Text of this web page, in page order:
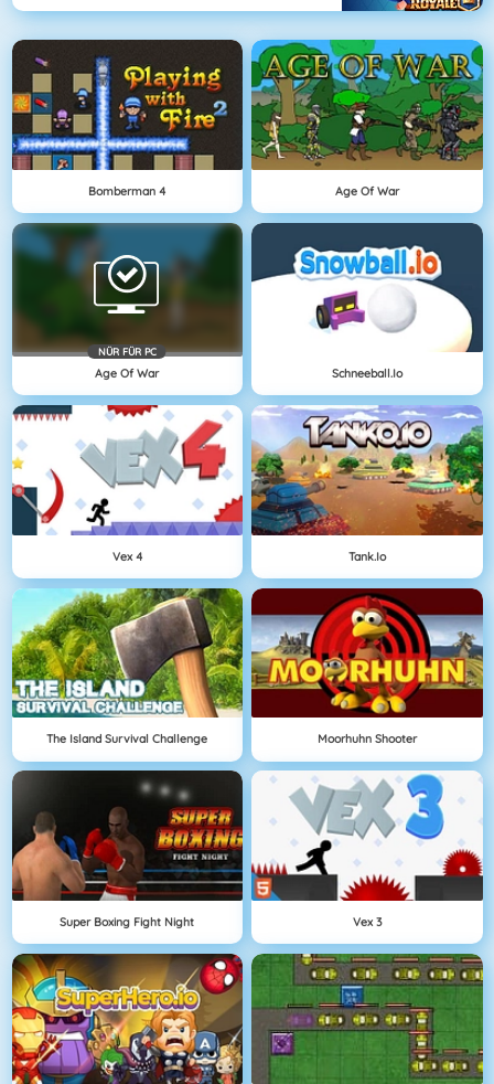
Bomberman 4 Age Of War
NÜR FÜR PC
Age Of War Schneeball.io
Vex 4 Tank.io
The Island Survival Challenge Moorhuhn Shooter
Super Boxing Fight Night Vex 3